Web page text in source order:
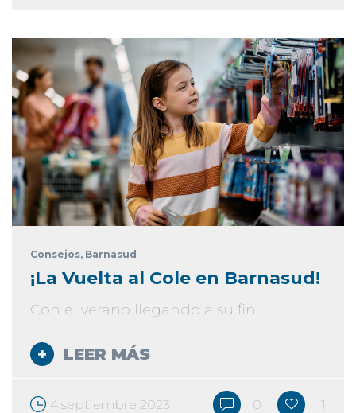
Consejos, Barnasud
¡La Vuelta al Cole en Barnasud!
Con el verano llegando a su fin,...
LEER MÁS
4 septiembre 2023 0 1